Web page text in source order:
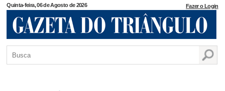
Quinta-feira, 06 de Agosto de 2026 Fazer o Login